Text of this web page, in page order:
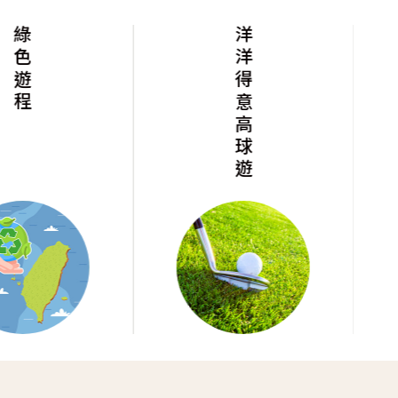
綠色遊程 洋洋得意高球遊